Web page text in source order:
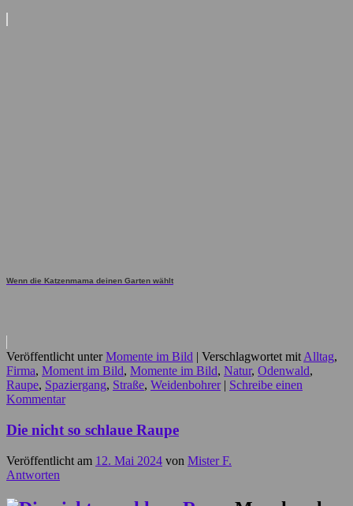
Wenn die Katzenmama deinen Garten wählt
Veröffentlicht unter Momente im Bild | Verschlagwortet mit Alltag,
Firma, Moment im Bild, Momente im Bild, Natur, Odenwald,
Raupe, Spaziergang, Straße, Weidenbohrer | Schreibe einen
Kommentar
Die nicht so schlaue Raupe
Veröffentlicht am 12. Mai 2024 von Mister F.
Antworten